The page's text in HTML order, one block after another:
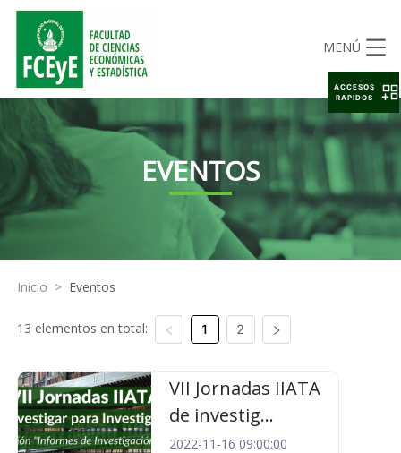
MENÚ
EVENTOS
Inicio > Eventos
13 elementos en total: 1 2
VII Jornadas IIATA
de investig...
2022-11-16 09:00:00
ACCESOS
RAPIDOS